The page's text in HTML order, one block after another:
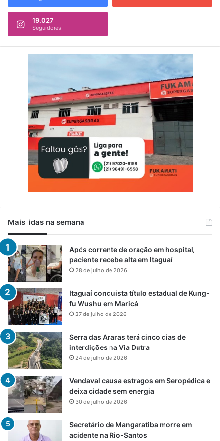
19.027
Seguidores
Mais lidas na semana
Após corrente de oração em hospital,
paciente recebe alta em Itaguaí
28 de julho de 2026
Itaguaí conquista título estadual de Kung-
fu Wushu em Maricá
27 de julho de 2026
Serra das Araras terá cinco dias de
interdições na Via Dutra
24 de julho de 2026
Vendaval causa estragos em Seropédica e
deixa cidade sem energia
30 de julho de 2026
Secretário de Mangaratiba morre em
acidente na Rio-Santos